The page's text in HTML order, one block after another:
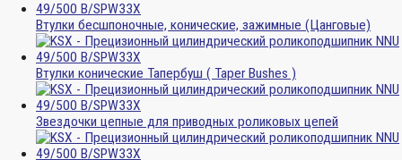
Втулки бесшпоночные, конические, зажимные (Цанговые)
Втулки конические Тапербуш ( Taper Bushes )
Звездочки цепные для приводных роликовых цепей